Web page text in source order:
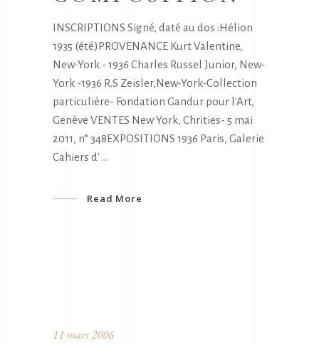
INSCRIPTIONS Signé, daté au dos :Hélion
1935 (été)PROVENANCE Kurt Valentine,
New-York - 1936 Charles Russel Junior, New-
York -1936 R.S Zeisler,New-York-Collection
particulière- Fondation Gandur pour l'Art,
Genève VENTES New York, Chrities- 5 mai
2011, n° 348EXPOSITIONS 1936 Paris, Galerie
Cahiers d'
Read More
11 mars 2006